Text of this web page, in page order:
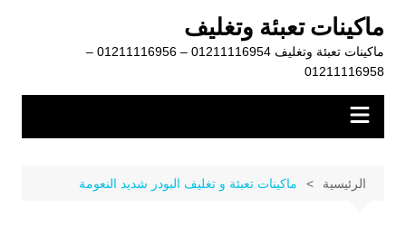
المحتوى
ماكينات تعبئة وتغليف
ماكينات تعبئة وتغليف 01211116954 – 01211116956 –
01211116958
الرئيسية ماكينات تعبئة و تغليف البودر شديد النعومة